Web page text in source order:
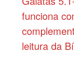
funciona
leitura da